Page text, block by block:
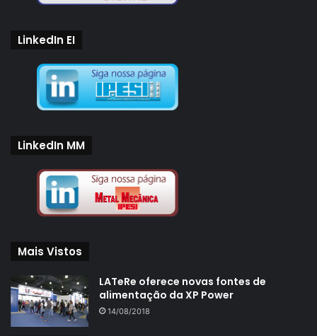
LinkedIn EI
LinkedIn MM
Mais Vistos
LATeRe oferece novas fontes de
alimentação da XP Power
14/08/2018